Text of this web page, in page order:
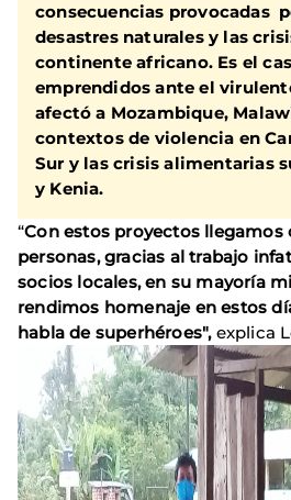
consecuencias provocadas
desastres naturales y las
continente africano. Es el
emprendidos ante el
afectó a Mozambique,
contextos de violencia en
Sur y las crisis alimentarias
y Kenia.
“Con estos proyectos llegamos
personas, gracias al trabajo
socios locales, en su mayoría
rendimos homenaje en estos
habla de superhéroes", explica